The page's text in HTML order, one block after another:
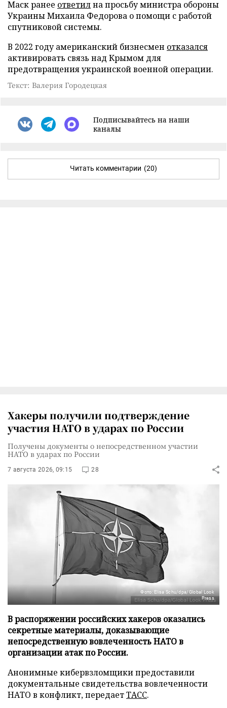
Маск ранее ответилна просьбу министра обороны
Украины Михаила Федорова о помощи с работой
спутниковой системы.
В 2022 году американский бизнесмен отказался
активировать связь над Крымом для
предотвращения украинской военной операции.
Текст: Валерия Городецкая
Подписывайтесь на наши
каналы
Читать комментарии (20)
Хакеры получили подтверждение
участия НАТО в ударах по России
Получены документы о непосредственном участии
НАТО в ударах по России
7 августа 2026, 09:15 28
Фото: Elisa Schu/dpa/Global Look
Press
В распоряжении российских хакеров оказались
секретные материалы, доказывающие
непосредственную вовлеченность НАТО в
организации атак по России.
Анонимные кибервзломщики предоставили
документальные свидетельства вовлеченности
НАТО в конфликт, передаетТАСС.